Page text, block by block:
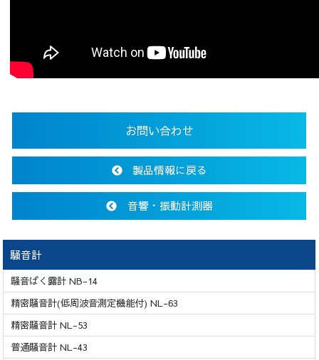
お問い合わせ
製品情報に戻る
音響・振動計測器
騒音計
騒音ばく露計 NB-14
精密騒音計(低周波音測定機能付) NL-63
精密騒音計 NL-53
普通騒音計 NL-43